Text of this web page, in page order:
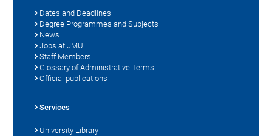
Dates and Deadlines
Degree Programmes and Subjects
News
Jobs at JMU
Staff Members
Glossary of Administrative Terms
Official publications
Services
University Library